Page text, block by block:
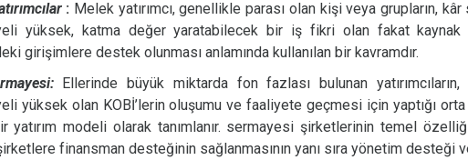
: Melek yatırımcı, genellikle parası olan kişi veya grupların, kâr
yüksek, katma değer yaratabilecek bir iş fikri olan fakat kaynak
girişimlere destek olunması anlamında kullanılan bir kavramdır.
Ellerinde büyük miktarda fon fazlası bulunan yatırımcıların,
yüksek olan KOBİ’lerin oluşumu ve faaliyete geçmesi için yaptığı
yatırım modeli olarak tanımlanır. sermayesi şirketlerinin temel özelliği
finansman desteğinin sağlanmasının yanı sıra yönetim desteği